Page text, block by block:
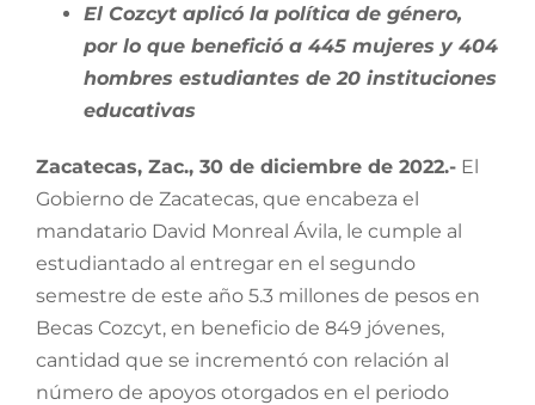
El Cozcyt aplicó la política de género,
por lo que benefició a 445 mujeres y 404
hombres estudiantes de 20 instituciones
educativas
Zacatecas, Zac., 30 de diciembre de 2022.- El
Gobierno de Zacatecas, que encabeza el
mandatario David Monreal Ávila, le cumple al
estudiantado al entregar en el segundo
semestre de este año 5.3 millones de pesos en
Becas Cozcyt, en beneficio de 849 jóvenes,
cantidad que se incrementó con relación al
número de apoyos otorgados en el periodo